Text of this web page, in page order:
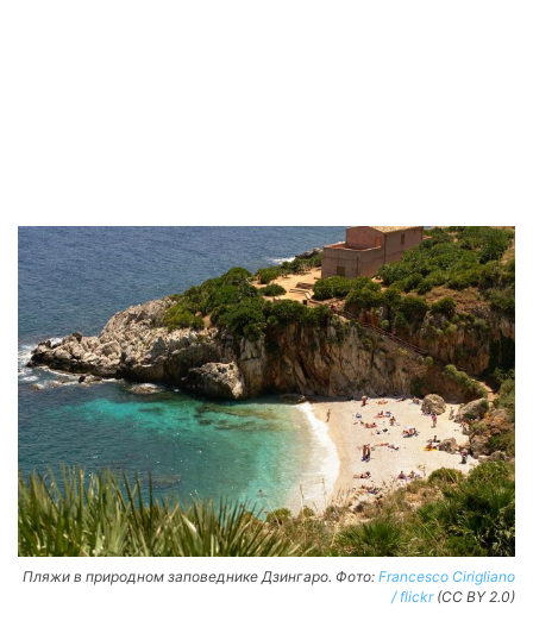
Пляжи в природном заповеднике Дзингаро. Фото: Francesco Cirigliano
/ flickr(CC BY 2.0)